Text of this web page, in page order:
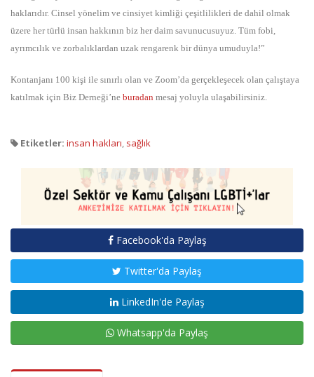
haklarıdır. Cinsel yönelim ve cinsiyet kimliği çeşitlilikleri de dahil olmak
üzere her türlü insan hakkının biz her daim savunucusuyuz. Tüm fobi,
ayrımcılık ve zorbalıklardan uzak rengarenk bir dünya umuduyla!”
Kontanjanı 100 kişi ile sınırlı olan ve Zoom’da gerçekleşecek olan çalıştaya
katılmak için Biz Derneği’ne buradan mesaj yoluyla ulaşabilirsiniz.
Etiketler: insan hakları, sağlık
Facebook'da Paylaş
Twitter'da Paylaş
LinkedIn'de Paylaş
Whatsapp'da Paylaş